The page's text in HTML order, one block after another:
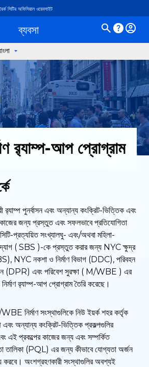
সিটির অফিসিয়াল ওয়েবসাইট
ব্যবসা
র‌্যাম্প-আপ প্রোগ্রাম
র‍্যাম্প পুনর্বাসন এবং অন্যান্য কংক্রিট-ভিত্তিক এবং
জন্য প্রস্তুত এবং সফলভাবে প্রতিযোগিতা
প্রত্যয়িত সংখ্যালঘু- এবং/অথবা মহিলা-
উদ্যোগ ( SBS )-কে প্রস্তুত করার জন্য NYC ক্ষুদ্র
NYC নকশা ও নির্মাণ বিভাগ (DDC), পরিবহন
(DPR) এবং পরিবেশ সুরক্ষা ( M/WBE ) এর
র‍্যাম্প-আপ প্রোগ্রাম তৈরি করেছে।
নির্মাণ সংস্থাগুলিকে নিউ ইয়র্ক শহর কর্তৃক
এবং অন্যান্য কংক্রিট-ভিত্তিক প্রকল্পগুলির
এই প্রকল্পের কাজের জন্য এবং সম্পর্কিত
(PQL) এর জন্য কীভাবে যোগ্যতা অর্জন
করবে। অংশগ্রহণকারী সংস্থাগুলির অবশ্যই